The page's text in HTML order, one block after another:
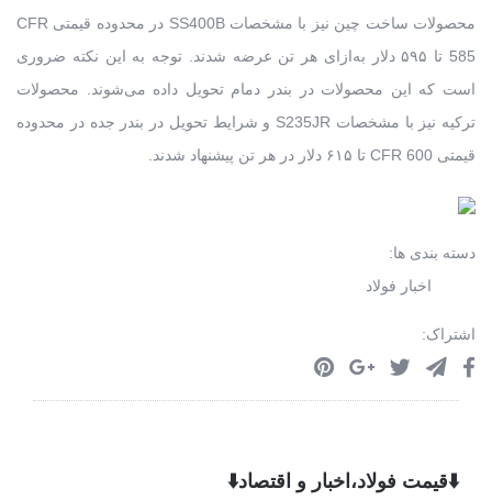
محصولات ساخت چین نیز با مشخصات SS400B در محدوده قیمتی CFR
585 تا ۵۹۵ دلار به‌ازای هر تن عرضه شدند. توجه به این نکته ضروری
است که این محصولات در بندر دمام تحویل داده می‌شوند. محصولات
ترکیه نیز با مشخصات S235JR و شرایط تحویل در بندر جده در محدوده
قیمتی CFR 600 تا ۶۱۵ دلار در هر تن پیشنهاد شدند.
دسته بندی ها:
اخبار فولاد
اشتراک:
⬇️قیمت فولاد،اخبار و اقتصاد⬇️